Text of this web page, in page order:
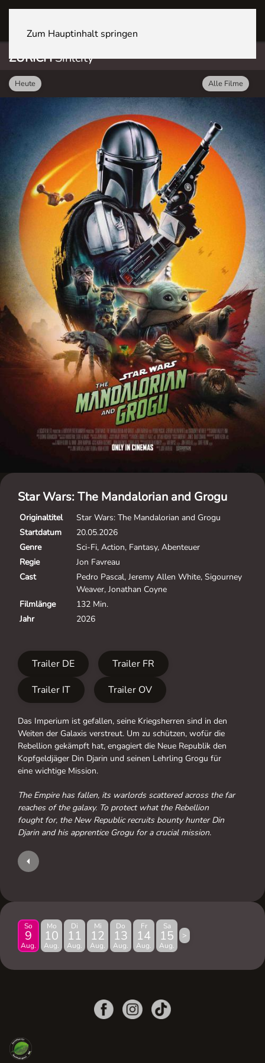
Zum Hauptinhalt springen
ZÜRICHSihlcity
Heute Alle Filme
Star Wars: The Mandalorian and Grogu
Originaltitel
Star Wars: The Mandalorian and Grogu
Startdatum
20.05.2026
Genre
Sci-Fi, Action, Fantasy, Abenteuer
Regie
Jon Favreau
Cast
Pedro Pascal, Jeremy Allen White, Sigourney
Weaver, Jonathan Coyne
Filmlänge
132 Min.
Jahr
2026
Trailer DE
Trailer FR
Trailer IT
Trailer OV
Das Imperium ist gefallen, seine Kriegsherren sind in den
Weiten der Galaxis verstreut. Um zu schützen, wofür die
Rebellion gekämpft hat, engagiert die Neue Republik den
Kopfgeldjäger Din Djarin und seinen Lehrling Grogu für
eine wichtige Mission.
The Empire has fallen, its warlords scattered across the far
reaches of the galaxy. To protect what the Rebellion
fought for, the New Republic recruits bounty hunter Din
Djarin and his apprentice Grogu for a crucial mission.
So
9
Aug.
Mo
10
Aug.
Di
11
Aug.
Mi
12
Aug.
Do
13
Aug.
Fr
14
Aug.
Sa
15
Aug.
>